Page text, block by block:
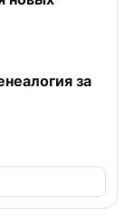
за